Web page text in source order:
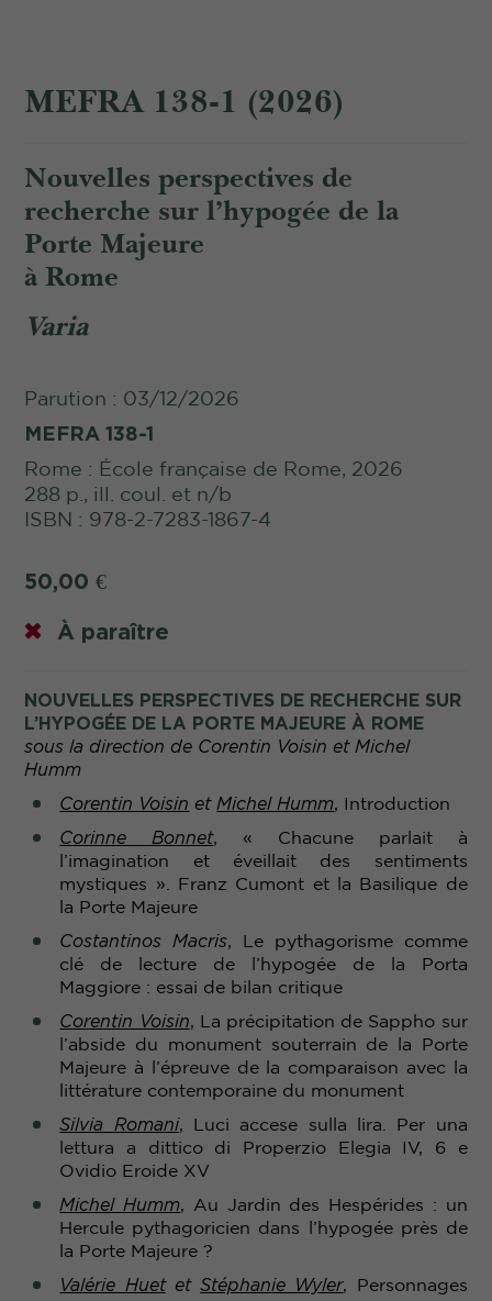
MEFRA 138-1 (2026)
Nouvelles perspectives de
recherche sur l’hypogée de la
Porte Majeure
à Rome
Varia
Parution : 03/12/2026
MEFRA 138-1
Rome : École française de Rome, 2026
288 p., ill. coul. et n/b
ISBN : 978-2-7283-1867-4
50,00 €
À paraître
NOUVELLES PERSPECTIVES DE RECHERCHE SUR
L’HYPOGÉE DE LA PORTE MAJEURE À ROME
sous la direction de Corentin Voisin et Michel
Humm
Corentin Voisin et Michel Humm, Introduction
Corinne Bonnet, « Chacune parlait à
l’imagination et éveillait des sentiments
mystiques ». Franz Cumont et la Basilique de
la Porte Majeure
Costantinos Macris, Le pythagorisme comme
clé de lecture de l’hypogée de la Porta
Maggiore : essai de bilan critique
Corentin Voisin, La précipitation de Sappho sur
l’abside du monument souterrain de la Porte
Majeure à l’épreuve de la comparaison avec la
littérature contemporaine du monument
Silvia Romani, Luci accese sulla lira. Per una
lettura a dittico di Properzio Elegia IV, 6 e
Ovidio Eroide XV
Michel Humm, Au Jardin des Hespérides : un
Hercule pythagoricien dans l’hypogée près de
la Porte Majeure ?
Valérie HuetetStéphanie Wyler, Personnages